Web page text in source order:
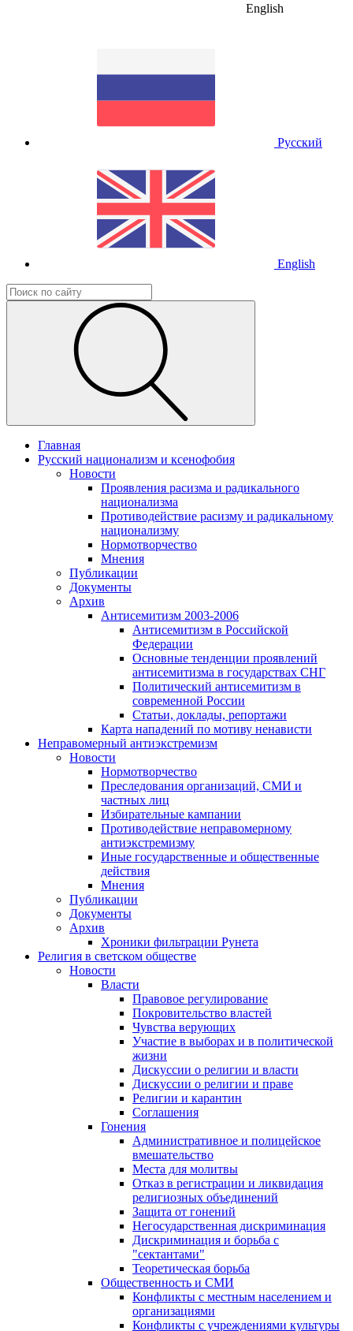
English
Русский
English
Главная
Русский национализм и ксенофобия
Новости
Проявления расизма и радикального
национализма
Противодействие расизму и радикальному
национализму
Нормотворчество
Мнения
Публикации
Документы
Архив
Антисемитизм 2003-2006
Антисемитизм в Российской
Федерации
Основные тенденции проявлений
антисемитизма в государствах СНГ
Политический антисемитизм в
современной России
Статьи, доклады, репортажи
Карта нападений по мотиву ненависти
Неправомерный антиэкстремизм
Новости
Нормотворчество
Преследования организаций, СМИ и
частных лиц
Избирательные кампании
Противодействие неправомерному
антиэкстремизму
Иные государственные и общественные
действия
Мнения
Публикации
Документы
Архив
Хроники фильтрации Рунета
Религия в светском обществе
Новости
Власти
Правовое регулирование
Покровительство властей
Чувства верующих
Участие в выборах и в политической
жизни
Дискуссии о религии и власти
Дискуссии о религии и праве
Религии и карантин
Соглашения
Гонения
Административное и полицейское
вмешательство
Места для молитвы
Отказ в регистрации и ликвидация
религиозных объединений
Защита от гонений
Негосударственная дискриминация
Дискриминация и борьба с
"сектантами"
Теоретическая борьба
Общественность и СМИ
Конфликты с местным населением и
организациями
Конфликты с учреждениями культуры